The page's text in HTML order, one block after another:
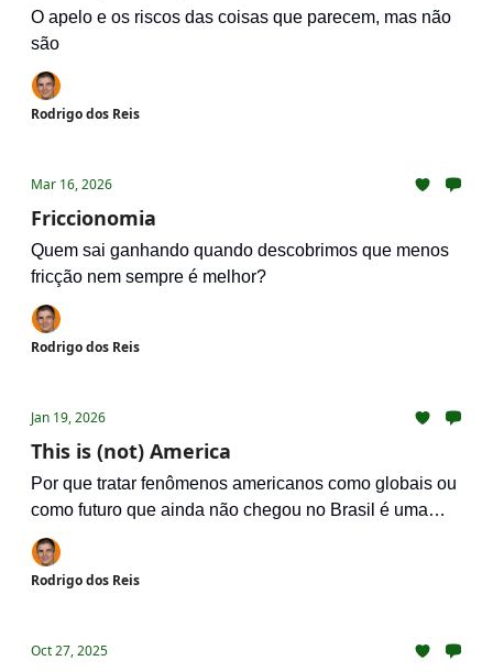
O apelo e os riscos das coisas que parecem, mas não
são
Rodrigo dos Reis
Mar 16, 2026
Friccionomia
Quem sai ganhando quando descobrimos que menos
fricção nem sempre é melhor?
Rodrigo dos Reis
Jan 19, 2026
This is (not) America
Por que tratar fenômenos americanos como globais ou
como futuro que ainda não chegou no Brasil é uma
grande burrada
Rodrigo dos Reis
Oct 27, 2025